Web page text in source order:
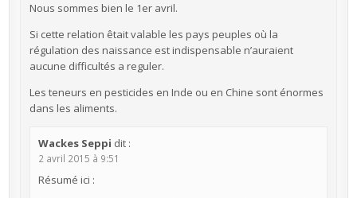
Nous sommes bien le 1er avril.
Si cette relation êtait valable les pays peuples où la
régulation des naissance est indispensable n’auraient
aucune difficultés a reguler.
Les teneurs en pesticides en Inde ou en Chine sont énormes
dans les aliments.
Wackes Seppi dit :
2 avril 2015 à 9:51
Résumé ici :